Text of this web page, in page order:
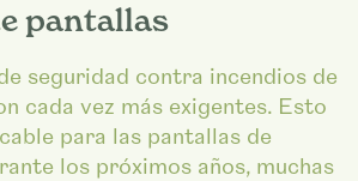
pantallas
seguridad contra incendios de
cada vez más exigentes. Esto
para las pantallas de
los próximos años, muchas